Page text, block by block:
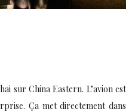
sur China Eastern. L’avion est
Ça met directement dans